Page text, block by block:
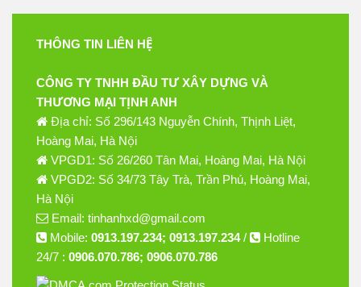
THÔNG TIN LIÊN HỆ
CÔNG TY TNHH ĐẦU TƯ XÂY DỰNG VÀ
THƯƠNG MẠI TỊNH ANH
Địa chỉ: Số 296/143 Nguyễn Chính, Thịnh Liệt,
Hoàng Mai, Hà Nội
VPGD1: Số 26/260 Tân Mai, Hoàng Mai, Hà Nội
VPGD2: Số 34/73 Tây Trà, Trần Phú, Hoàng Mai,
Hà Nội
Email: tinhanhxd@gmail.com
Mobile: 0913.197.234; 0913.197.234/
Hotline
24/7 : 0906.070.786; 0906.070.786